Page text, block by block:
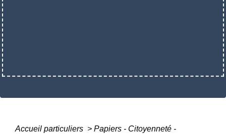
Accueil particuliers > Papiers - Citoyenneté -